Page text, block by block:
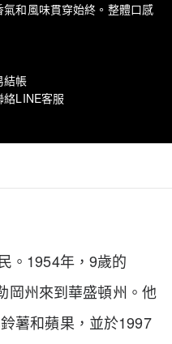
和風味貫穿始終。整體口感
結帳
LINE客服
。 1954年， 9歲的
岡州來到華盛頓州。他
薯和蘋果，並於1997